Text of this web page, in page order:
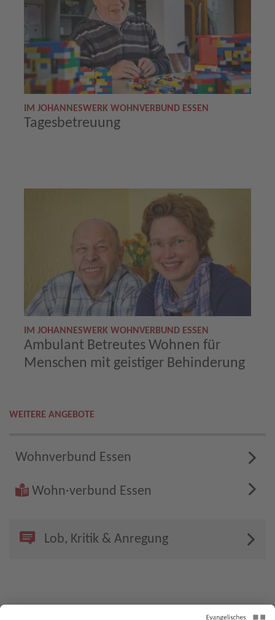
IM JOHANNESWERK WOHNVERBUND ESSEN
Tagesbetreuung
IM JOHANNESWERK WOHNVERBUND ESSEN
Ambulant Betreutes Wohnen für
Menschen mit geistiger Behinderung
WEITERE ANGEBOTE
Wohnverbund Essen
Wohn·verbund Essen
Lob, Kritik & Anregung